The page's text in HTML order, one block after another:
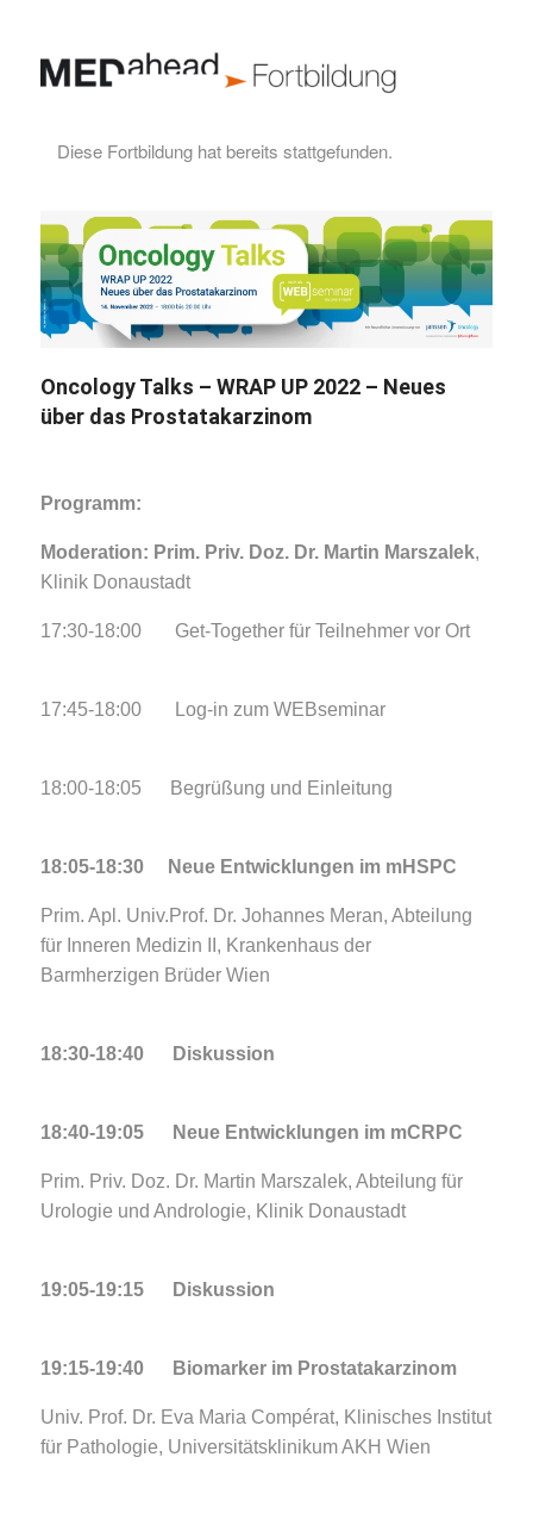
Diese Fortbildung hat bereits stattgefunden.
Oncology Talks – WRAP UP 2022 – Neues
über das Prostatakarzinom
Programm:
Moderation: Prim. Priv. Doz. Dr. Martin Marszalek,
Klinik Donaustadt
17:30-18:00 Get-Together für Teilnehmer vor Ort
17:45-18:00 Log-in zum WEBseminar
18:00-18:05 Begrüßung und Einleitung
18:05-18:30 Neue Entwicklungen im mHSPC
Prim. Apl. Univ.Prof. Dr. Johannes Meran, Abteilung
für Inneren Medizin II, Krankenhaus der
Barmherzigen Brüder Wien
18:30-18:40 Diskussion
18:40-19:05 Neue Entwicklungen im mCRPC
Prim. Priv. Doz. Dr. Martin Marszalek, Abteilung für
Urologie und Andrologie, Klinik Donaustadt
19:05-19:15 Diskussion
19:15-19:40 Biomarker im Prostatakarzinom
Univ. Prof. Dr. Eva Maria Compérat, Klinisches Institut
für Pathologie, Universitätsklinikum AKH Wien